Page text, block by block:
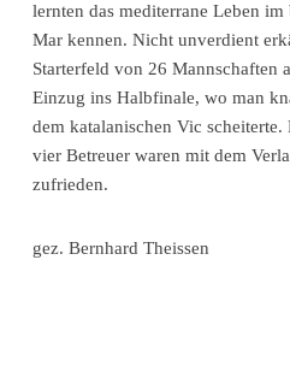
lernten das mediterrane Leben
Mar kennen. Nicht unverdient
Starterfeld von 26 Mannschaften
Einzug ins Halbfinale, wo man
dem katalanischen Vic
vier Betreuer waren mit dem
zufrieden.
gez. Bernhard Theissen